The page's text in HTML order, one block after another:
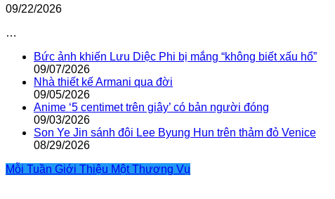
09/22/2026
…
Bức ảnh khiến Lưu Diệc Phi bị mắng “không biết xấu hổ”
09/07/2026
Nhà thiết kế Armani qua đời
09/05/2026
Anime ‘5 centimet trên giây’ có bản người đóng
09/03/2026
Son Ye Jin sánh đôi Lee Byung Hun trên thảm đỏ Venice
08/29/2026
Mỗi Tuần Giới Thiệu Một Thương Vụ